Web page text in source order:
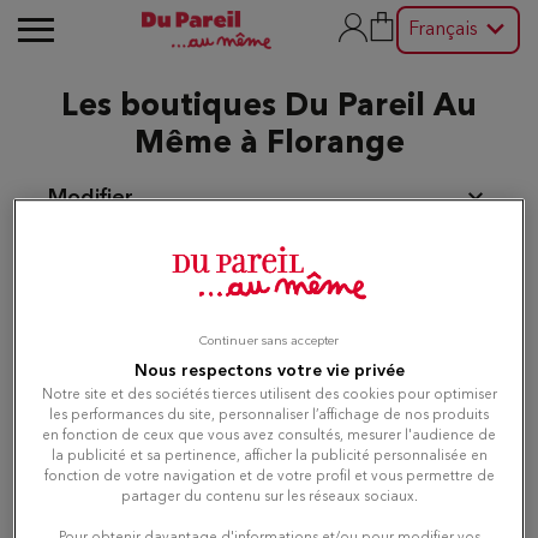
Français
Les boutiques Du Pareil Au
Même à Florange
Modifier
1
2.65 km
Du Pareil au même THIONVILLE
DPAM
BATIMENT H - CELLULE 03 ZAC
SOLOTRA AVENUE DU 14 JUILLET 1789
Nous respectons votre vie privée
Notre site et des sociétés tierces utilisent des cookies pour optimiser
les performances du site, personnaliser l’affichage de nos produits
en fonction de ceux que vous avez consultés, mesurer l'audience de
la publicité et sa pertinence, afficher la publicité personnalisée en
fonction de votre navigation et de votre profil et vous permettre de
partager du contenu sur les réseaux sociaux.
Continuer sans accepter